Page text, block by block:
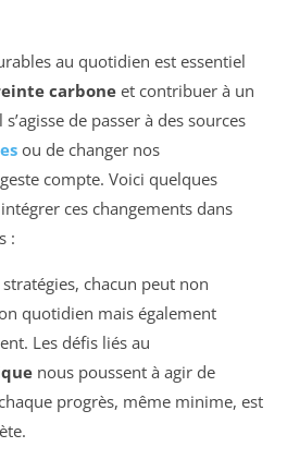
au quotidien est essentiel
carbone et contribuer à un
s’agisse de passer à des sources
ou de changer nos
compte. Voici quelques
ces changements dans
:
chacun peut non
quotidien mais également
Les défis liés au
nous poussent à agir de
progrès, même minime, est